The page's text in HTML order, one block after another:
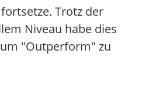
Trotz der
Niveau habe dies
"Outperform" zu